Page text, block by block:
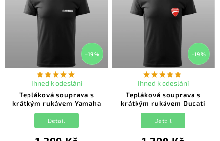
–19 %
Tepláková souprava s
krátkým rukávem Yamaha
Ihned k odeslání
Detail
–19 %
Tepláková souprava s
krátkým rukávem Ducati
Ihned k odeslání
Detail